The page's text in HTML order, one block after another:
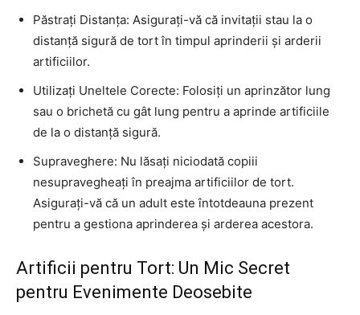
Păstrați Distanța: Asigurați-vă că invitații stau la o
distanță sigură de tort în timpul aprinderii și arderii
artificiilor.
Utilizați Uneltele Corecte: Folosiți un aprinzător lung
sau o brichetă cu gât lung pentru a aprinde artificiile
de la o distanță sigură.
Supraveghere: Nu lăsați niciodată copiii
nesupravegheați în preajma artificiilor de tort.
Asigurați-vă că un adult este întotdeauna prezent
pentru a gestiona aprinderea și arderea acestora.
Artificii pentru Tort: Un Mic Secret
pentru Evenimente Deosebite